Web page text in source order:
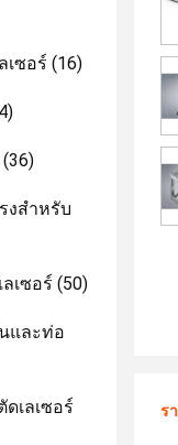
เซอร์ (16)
(36)
งสำหรับ
เซอร์ (50)
และท่อ
เลเซอร์
ร